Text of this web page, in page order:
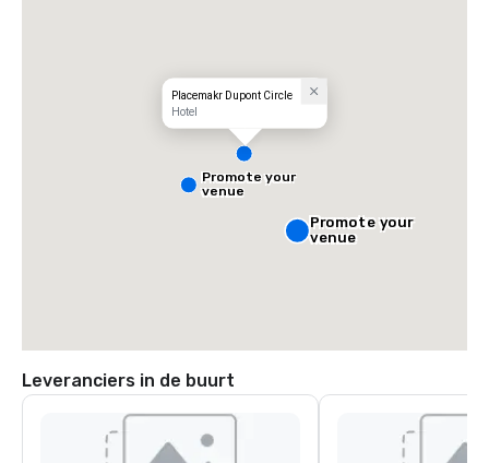
Placemakr Dupont Circle
Hotel
Promote your
venue
Promote your
venue
Leveranciers in de buurt